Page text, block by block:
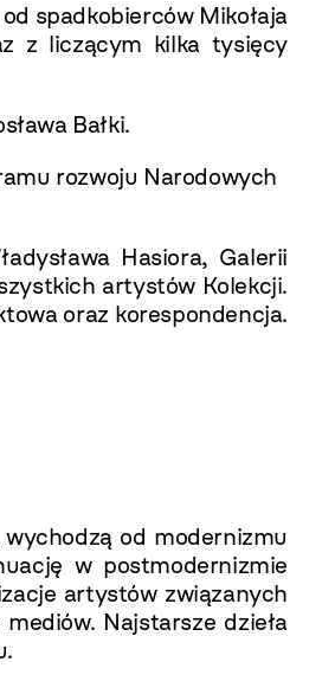
spadkobierców Mikołaja
z liczącym kilka tysięcy
Bałki.
rozwoju Narodowych
Hasiora, Galerii
artystów Kolekcji.
oraz korespondencja.
od modernizmu
w postmodernizmie
artystów związanych
Najstarsze dzieła